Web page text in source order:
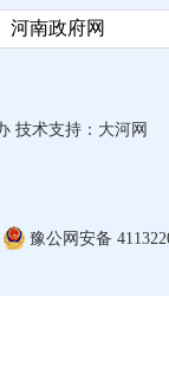
河南政府网
技术支持： 大河网
豫公网安备